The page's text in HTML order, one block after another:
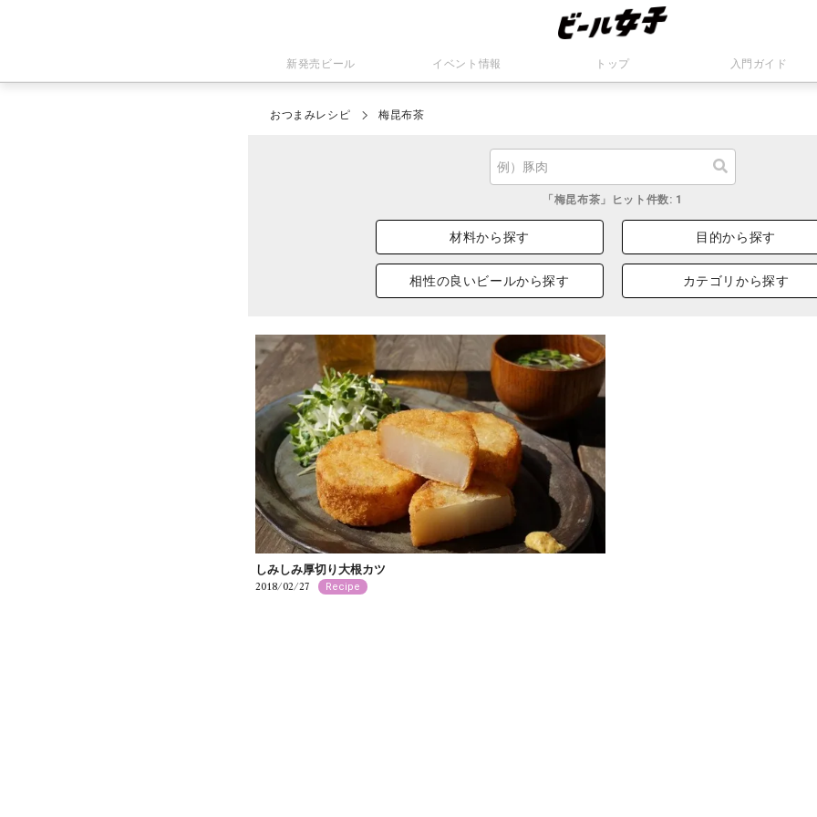
新発売ビール イベント情報 トップ 入門ガイド
おつまみレシピ 梅昆布茶
「梅昆布茶」ヒット件数: 1
材料から探す 目的から探す
相性の良いビールから探す カテゴリから探す
しみしみ厚切り大根カツ
2018/02/27 Recipe